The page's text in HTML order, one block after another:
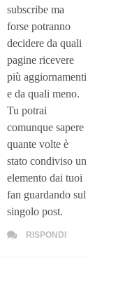
subscribe ma
forse potranno
decidere da quali
pagine ricevere
più aggiornamenti
e da quali meno.
Tu potrai
comunque sapere
quante volte è
stato condiviso un
elemento dai tuoi
fan guardando sul
singolo post.
RISPONDI